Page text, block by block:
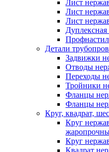
Лист
Лист
Лист
Дуплексная
Детали
Задвижки
Отводы
Переходы
Тройники
Фланцы
Фланцы
Круг, квадрат,
Круг
Круг
Квадрат